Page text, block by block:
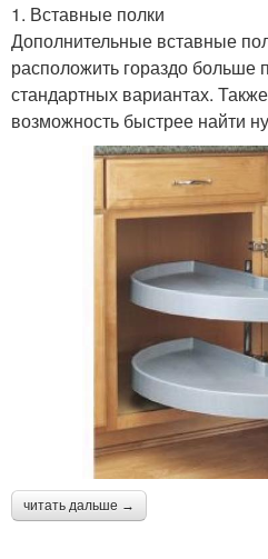
1. Вставные полки
Дополнительные вставные
расположить гораздо больше
стандартных вариантах.
возможность быстрее найти
читать дальше →